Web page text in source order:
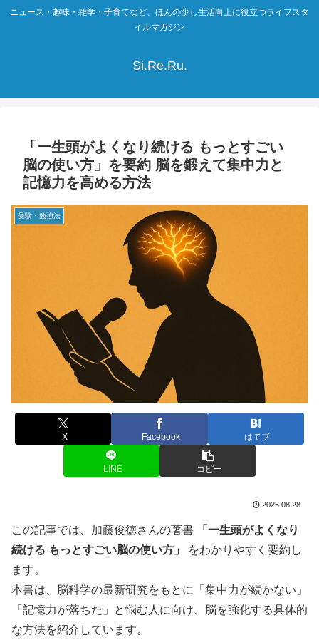
ニュース・趣味・雑学・子育てなど、ほんの少し生活向上に役立つライフスタ
イルマガジン
Si.Re.Ru.
「一生頭がよくなり続ける もっとすごい
脳の使い方」を要約 脳を鍛えて集中力と
記憶力を高める方法
受験・勉強法
X Facebook はてブ
LINE コピー
2025.08.28
この記事では、加藤俊徳さんの著書
「一生頭がよくなり
続ける もっとすごい脳の使い方」
をわかりやすく要約し
ます。
本書は、脳科学の最新研究をもとに「集中力が続かない」
「記憶力が落ちた」と悩む人に向け、脳を強化する具体的
な方法を紹介しています。